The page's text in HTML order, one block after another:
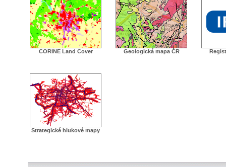
CORINE Land Cover Geologická mapa ČR
Strategické hlukové mapy